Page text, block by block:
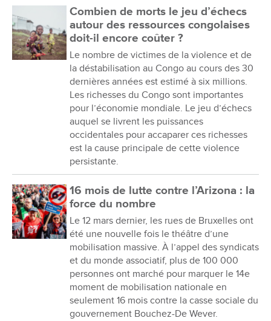
Combien de morts le jeu d’échecs
autour des ressources congolaises
doit-il encore coûter ?
Le nombre de victimes de la violence et de
la déstabilisation au Congo au cours des 30
dernières années est estimé à six millions.
Les richesses du Congo sont importantes
pour l’économie mondiale. Le jeu d’échecs
auquel se livrent les puissances
occidentales pour accaparer ces richesses
est la cause principale de cette violence
persistante.
16 mois de lutte contre l’Arizona : la
force du nombre
Le 12 mars dernier, les rues de Bruxelles ont
été une nouvelle fois le théâtre d’une
mobilisation massive. À l’appel des syndicats
et du monde associatif, plus de 100 000
personnes ont marché pour marquer le 14e
moment de mobilisation nationale en
seulement 16 mois contre la casse sociale du
gouvernement Bouchez-De Wever.